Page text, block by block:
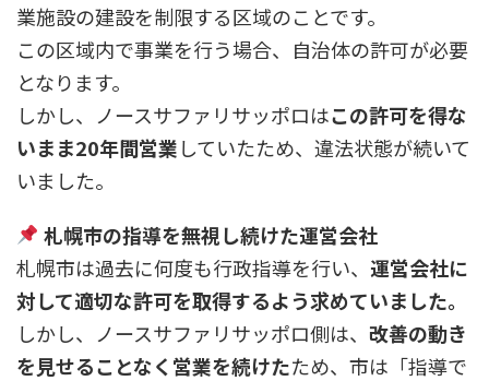
業施設の建設を制限する区域のことです。
この区域内で事業を行う場合、自治体の許可が必要
となります。
しかし、ノースサファリサッポロはこの許可を得な
いまま20年間営業していたため、違法状態が続いて
いました。
札幌市の指導を無視し続けた運営会社
札幌市は過去に何度も行政指導を行い、 運営会社に
対して適切な許可を取得するよう求めていました。
しかし、ノースサファリサッポロ側は、 改善の動き
を見せることなく営業を続けたため、市は「指導で